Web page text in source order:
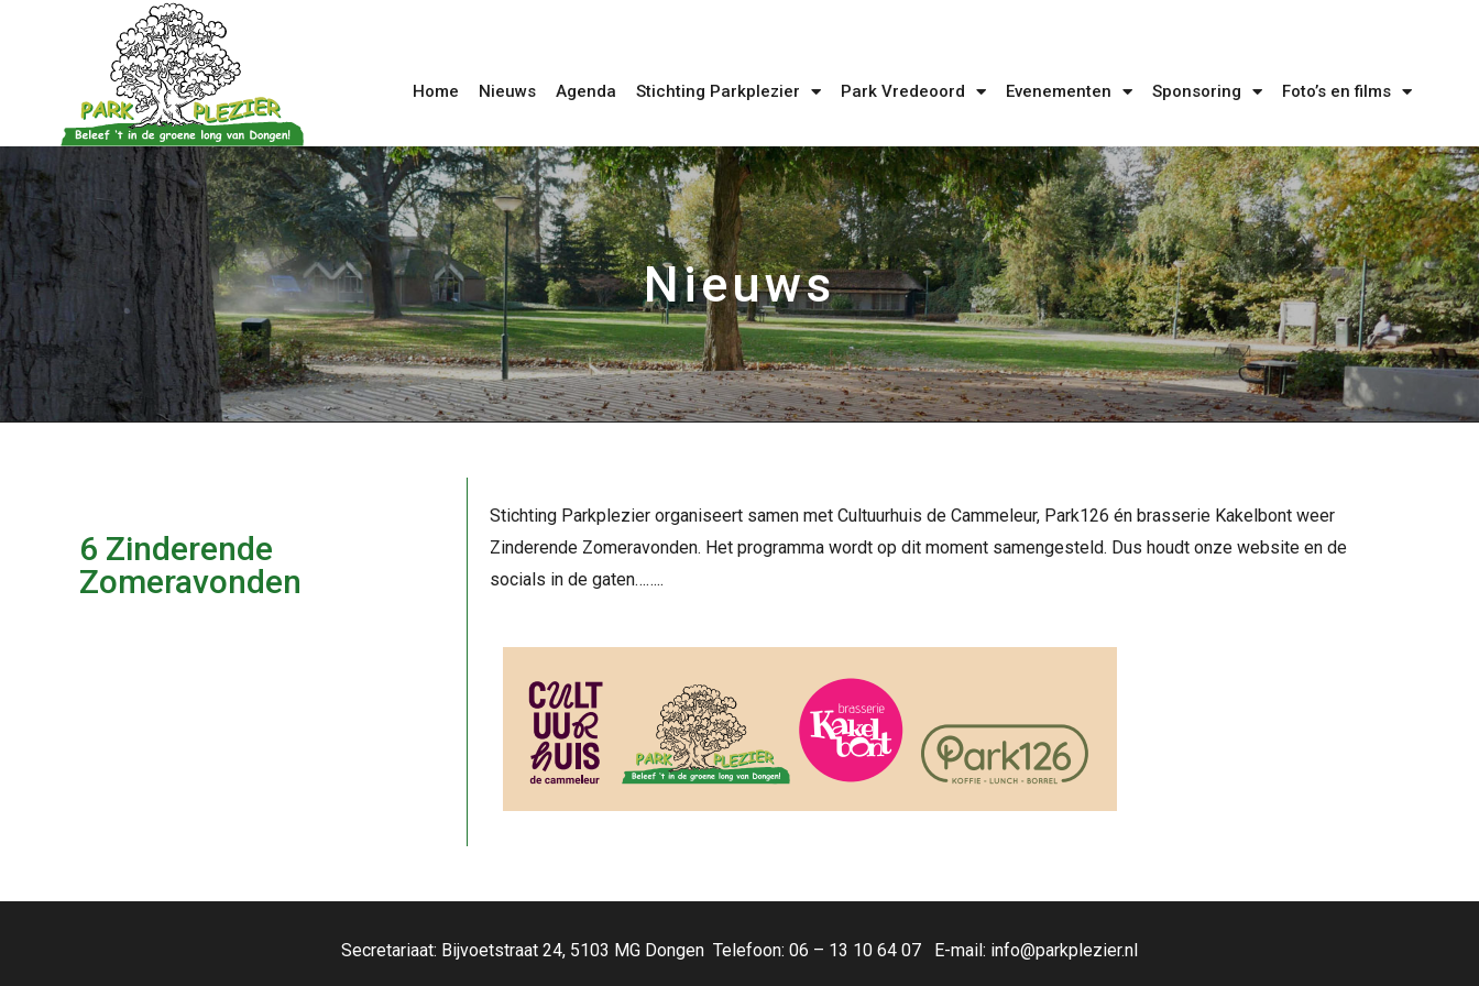
Home Nieuws Agenda Stichting Parkplezier Park Vredeoord Evenementen Sponsoring Foto’s en films
Nieuws
6 Zinderende
Zomeravonden
Stichting Parkplezier organiseert samen met Cultuurhuis de Cammeleur, Park126 én brasserie Kakelbont weer
Zinderende Zomeravonden. Het programma wordt op dit moment samengesteld. Dus houdt onze website en de
socials in de gaten……..
Secretariaat: Bijvoetstraat 24, 5103 MG Dongen Telefoon: 06 – 13 10 64 07 E-mail: info@parkplezier.nl